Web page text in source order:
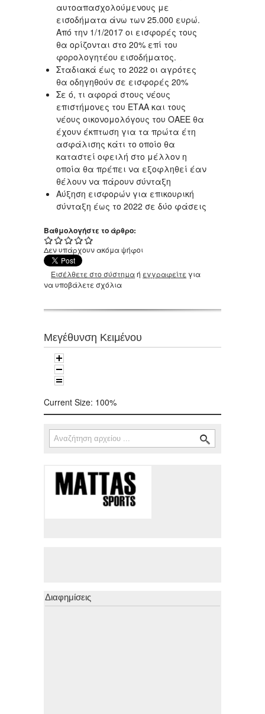
αυτοαπασχολούμενους με
εισοδήματα άνω των 25.000 ευρώ.
Από την 1/1/2017 οι εισφορές τους
θα ορίζονται στο 20% επί του
φορολογητέου εισοδήματος.
Σταδιακά έως το 2022 οι αγρότες
θα οδηγηθούν σε εισφορές 20%
Σε ό, τι αφορά στους νέους
επιστήμονες του ΕΤΑΑ και τους
νέους οικονομολόγους του ΟΑΕΕ θα
έχουν έκπτωση για τα πρώτα έτη
ασφάλισης κάτι το οποίο θα
καταστεί οφειλή στο μέλλον η
οποία θα πρέπει να εξοφληθεί έαν
θέλουν να πάρουν σύνταξη
Αύξηση εισφορών για επικουρική
σύνταξη έως το 2022 σε δύο φάσεις
Βαθμολογήστε το άρθρο:
Δεν υπάρχουν ακόμα ψήφοι
Εισέλθετε στο σύστημαή εγγραφείτε για
να υποβάλετε σχόλια
Μεγέθυνση Κειμένου
Current Size: 100%
Φόρμα αναζήτησης
Αναζήτηση
Διαφημίσεις